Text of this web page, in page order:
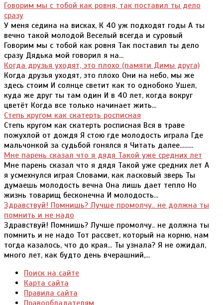
Говорим мы с тобой как ровня, так поставил ты дело
сразу
У меня седина на висках, К 40 уж подходят годы А ты
вечно такой молодой Веселый всегда и суровый
Говорим мы с тобой как ровня Так поставил ты дело
сразу Дядька мой говорил я на...
Когда друзья уходят, это плохо (памяти Димы друга)
Когда друзья уходят, это плохо Они на небо, мы же
здесь стоим И солнце светит как то однобоко Ушел,
куда же друг ты там один И в 40 лет, когда вокруг
цветёт Когда все только начинает жить...
Степь кругом как скатерть росписная
Степь кругом как скатерть росписная Вся в траве
пожухлой от дождя Я стою где молодость играла Где
мальчонкой за судьбой гонялся я Читать далее.........
Мне парень сказал что я дядя Такой уже средних лет
Мне парень сказал что я дядя Такой уже средних лет А
я усмехнулся играя Словами, как ласковый зверь Ты
думаешь молодость вечна Она лишь дает тепло Но
жизнь товарищ бесконечна И молодость...
Здравствуй! Помнишь? Лучше промолчу.. не должна ты
помнить и не надо
Здравствуй! Помнишь? Лучше промолчу.. не должна ты
помнить и не надо Тот рассвет, который на корню, нам
тогда казалось, что до края... Ты узнала? Я не ожидал,
много лет, как будто день вчерашний,...
Поиск на сайте
Карта сайта
Правила сайта